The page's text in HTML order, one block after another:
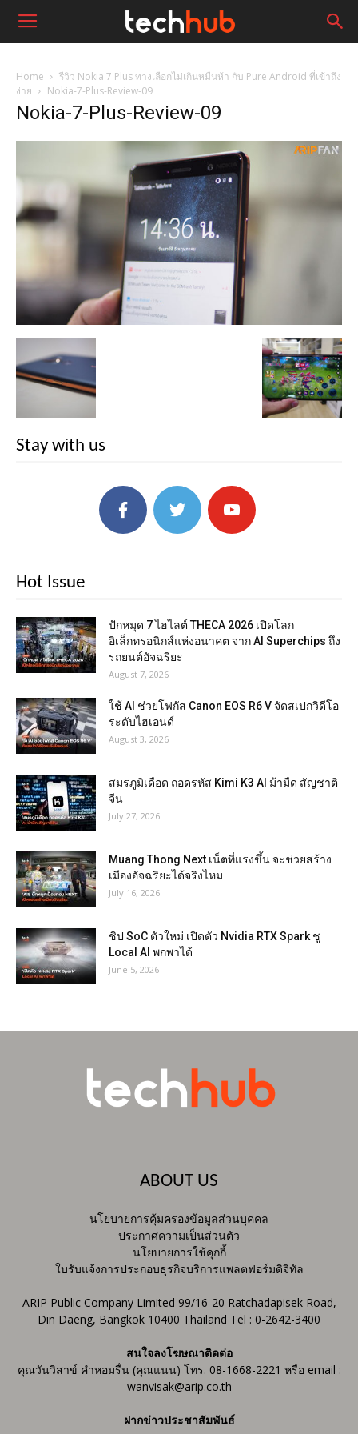
Home
รีวิว Nokia 7 Plus ทางเลือกไม่เกินหมื่นห้า กับ Pure Android ที่เข้าถึง
ง่าย
Nokia-7-Plus-Review-09
Nokia-7-Plus-Review-09
Stay with us
Hot Issue
ปักหมุด 7 ไฮไลต์ THECA 2026 เปิดโลก
อิเล็กทรอนิกส์แห่งอนาคต จาก AI Superchips ถึง
รถยนต์อัจฉริยะ
August 7, 2026
ใช้ AI ช่วยโฟกัส Canon EOS R6 V จัดสเปกวิดีโอ
ระดับไฮเอนด์
August 3, 2026
สมรภูมิเดือด ถอดรหัส Kimi K3 AI ม้ามืด สัญชาติ
จีน
July 27, 2026
Muang Thong Next เน็ตที่แรงขึ้น จะช่วยสร้าง
เมืองอัจฉริยะได้จริงไหม
July 16, 2026
ชิป SoC ตัวใหม่ เปิดตัว Nvidia RTX Spark ชู
Local AI พกพาได้
June 5, 2026
ABOUT US
นโยบายการคุ้มครองข้อมูลส่วนบุคคล
ประกาศความเป็นส่วนตัว
นโยบายการใช้คุกกี้
ใบรับแจ้งการประกอบธุรกิจบริการแพลตฟอร์มดิจิทัล
ARIP Public Company Limited 99/16-20 Ratchadapisek Road,
Din Daeng, Bangkok 10400 Thailand Tel : 0-2642-3400
สนใจลงโฆษณาติดต่อ
คุณวันวิสาข์ คำหอมรื่น (คุณแนน) โทร. 08-1668-2221 หรือ email :
wanvisak@arip.co.th
ฝากข่าวประชาสัมพันธ์